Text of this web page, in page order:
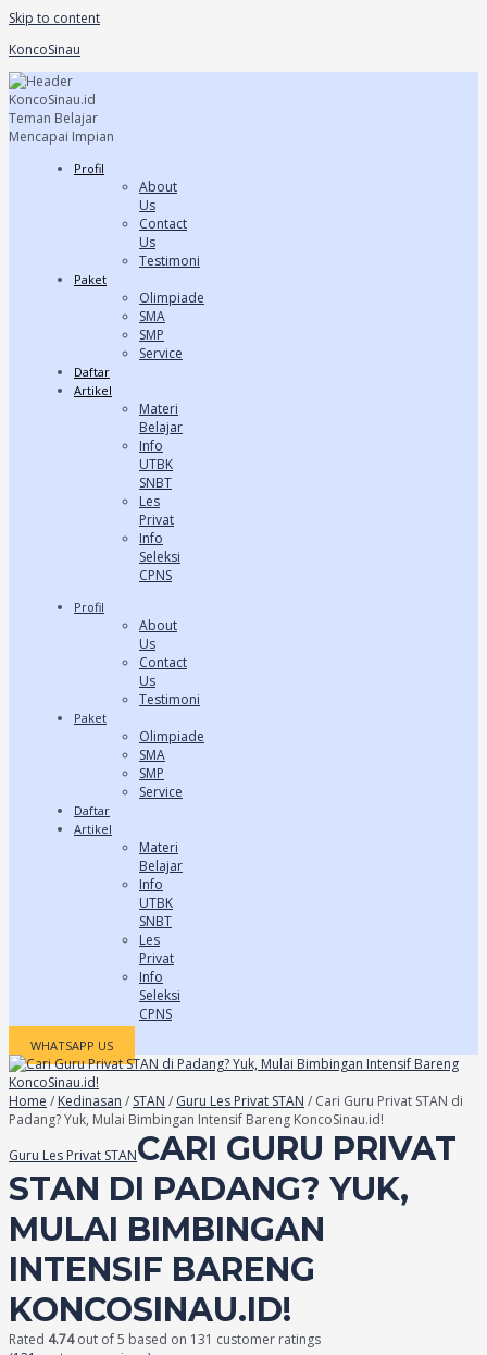
Skip to content
KoncoSinau
Profil
About
Us
Contact
Us
Testimoni
Paket
Olimpiade
SMA
SMP
Service
Daftar
Artikel
Materi
Belajar
Info
UTBK
SNBT
Les
Privat
Info
Seleksi
CPNS
Profil
About
Us
Contact
Us
Testimoni
Paket
Olimpiade
SMA
SMP
Service
Daftar
Artikel
Materi
Belajar
Info
UTBK
SNBT
Les
Privat
Info
Seleksi
CPNS
WHATSAPP US
Home / Kedinasan / STAN / Guru Les Privat STAN / Cari Guru Privat STAN di
Padang? Yuk, Mulai Bimbingan Intensif Bareng KoncoSinau.id!
Guru Les Privat STANCARI GURU PRIVAT
STAN DI PADANG? YUK,
MULAI BIMBINGAN
INTENSIF BARENG
KONCOSINAU.ID!
Rated 4.74out of 5 based on 131 customer ratings